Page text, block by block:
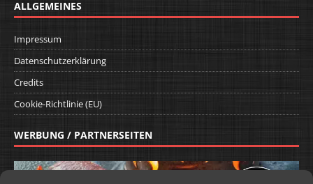
ALLGEMEINES
Impressum
Datenschutzerklärung
Credits
Cookie-Richtlinie (EU)
WERBUNG / PARTNERSEITEN